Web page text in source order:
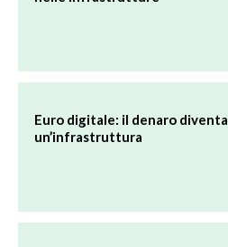
Euro digitale: il denaro diventa
un’infrastruttura